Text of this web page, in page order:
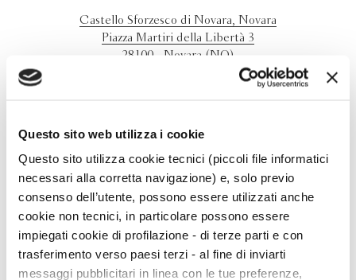
Questo sito web utilizza i cookie
Questo sito utilizza cookie tecnici (piccoli file informatici
necessari alla corretta navigazione) e, solo previo
consenso dell’utente, possono essere utilizzati anche
cookie non tecnici, in particolare possono essere
impiegati cookie di profilazione - di terze parti e con
trasferimento verso paesi terzi - al fine di inviarti
messaggi pubblicitari in linea con le tue preferenze,
Castello Sforzesco di Novara, Novara
Piazza Martiri della Libertà 3
28100 - Novara (NO)
Martino Gozzi presenta a Novara " Il libro della pioggia"